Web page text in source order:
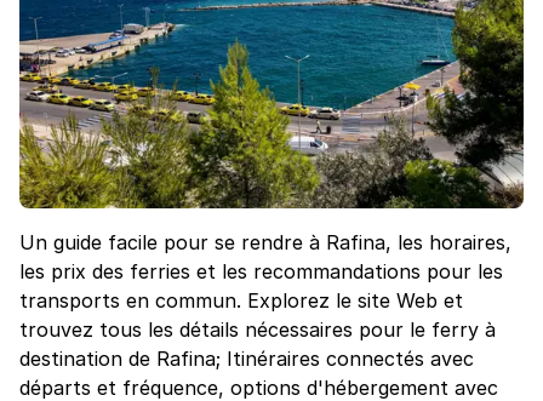
Un guide facile pour se rendre à Rafina, les horaires,
les prix des ferries et les recommandations pour les
transports en commun. Explorez le site Web et
trouvez tous les détails nécessaires pour le ferry à
destination de Rafina; Itinéraires connectés avec
départs et fréquence, options d'hébergement avec